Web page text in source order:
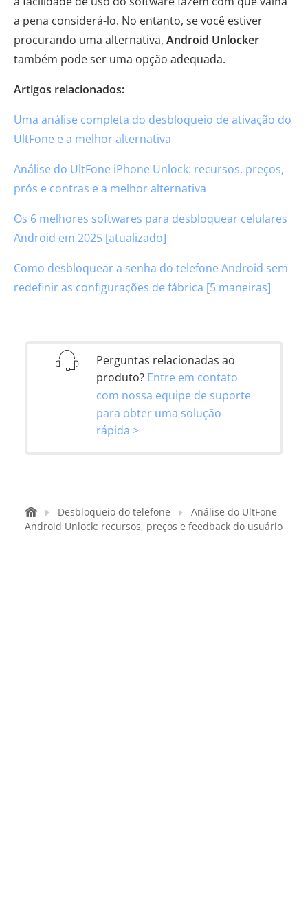
a pena considerá-lo. No entanto, se você estiver
procurando uma alternativa, Android Unlocker
também pode ser uma opção adequada.
Artigos relacionados:
Uma análise completa do desbloqueio de ativação do
UltFone e a melhor alternativa
Análise do UltFone iPhone Unlock: recursos, preços,
prós e contras e a melhor alternativa
Os 6 melhores softwares para desbloquear celulares
Android em 2025 [atualizado]
Como desbloquear a senha do telefone Android sem
redefinir as configurações de fábrica [5 maneiras]
Perguntas relacionadas ao
produto? Entre em contato
com nossa equipe de suporte
para obter uma solução
rápida >
Desbloqueio do telefone
Análise do UltFone
Android Unlock: recursos, preços e feedback do usuário